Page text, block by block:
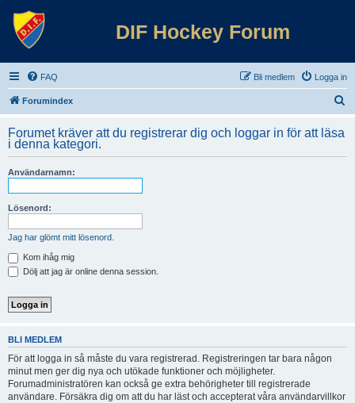
DIF Hockey Forum
FAQ Logga in
Bli medlem
Forumindex
Forumet kräver att du registrerar dig och loggar in för att läsa
i denna kategori.
Användarnamn:
Lösenord:
Jag har glömt mitt lösenord.
Kom ihåg mig
Dölj att jag är online denna session.
BLI MEDLEM
För att logga in så måste du vara registrerad. Registreringen tar bara någon
minut men ger dig nya och utökade funktioner och möjligheter.
Forumadministratören kan också ge extra behörigheter till registrerade
användare. Försäkra dig om att du har läst och accepterat våra användarvillkor